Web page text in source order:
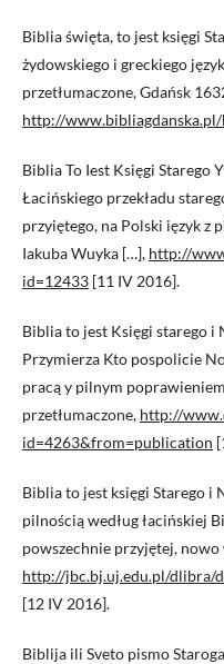
Biblia święta, to jest księgi
żydowskiego i greckiego
przetłumaczone, Gdańsk
http://
Biblia To Iest Księgi Starego
Łacińskiego przekładu
przyiętego, na Polski ięzyk z
Iakuba Wuyka […], http://
id=12433 [11 IV 2016].
Biblia to jest Księgi starego i
Przymierza Kto pospolicie
pracą y pilnym
przetłumaczone, http://
id=4263&from=publication
Biblia to jest księgi Starego i
pilnością według łacińskiej
powszechnie przyjętej,
http://jbc.bj.uj.edu.pl/dlibra/
[12 IV 2016].
Biblija ili Sveto pismo